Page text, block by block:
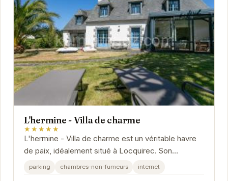
L'hermine - Villa de charme
★★★★★
L'hermine - Villa de charme est un véritable havre
de paix, idéalement situé à Locquirec. Son
ambiance chaleureuse et ses équipements
modernes...
parking chambres-non-fumeurs internet